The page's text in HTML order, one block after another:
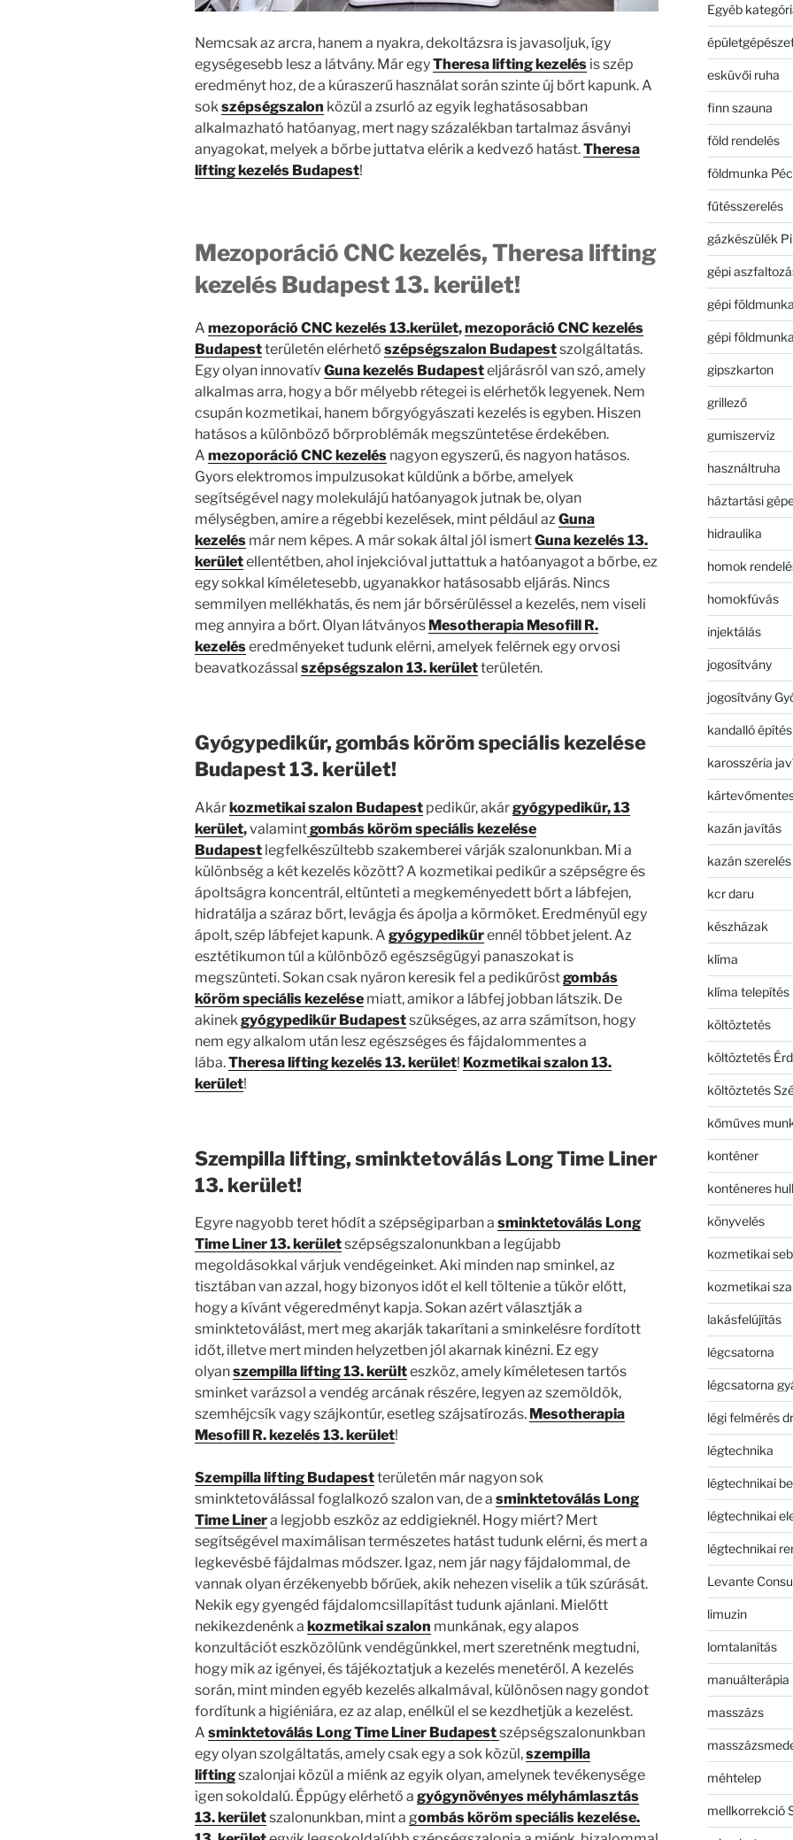
Nemcsak az arcra, hanem a nyakra, dekoltázsra is javasoljuk, így
egységesebb lesz a látvány. Már egyTheresa lifting kezelés is szép
eredményt hoz, de a kúraszerű használat során szinte új bőrt kapunk. A
sok szépségszalon közül a zsurló az egyik leghatásosabban
alkalmazható hatóanyag, mert nagy százalékban tartalmaz ásványi
anyagokat, melyek a bőrbe juttatva elérik a kedvező hatást.Theresa
lifting kezelés Budapest!
Mezoporáció CNC kezelés, Theresa lifting
kezelés Budapest 13. kerület!
A mezoporáció CNC kezelés 13.kerület,mezoporáció CNC kezelés
Budapestterületén elérhető szépségszalon Budapestszolgáltatás.
Egy olyan innovatívGuna kezelés Budapesteljárásról van szó, amely
alkalmas arra, hogy a bőr mélyebb rétegei is elérhetők legyenek. Nem
csupán kozmetikai, hanem bőrgyógyászati kezelés is egyben. Hiszen
hatásos a különböző bőrproblémák megszüntetése érdekében.
A mezoporáció CNC kezelés nagyon egyszerű, és nagyon hatásos.
Gyors elektromos impulzusokat küldünk a bőrbe, amelyek
segítségével nagy molekulájú hatóanyagok jutnak be, olyan
mélységben, amire a régebbi kezelések, mint például azGuna
kezelés már nem képes. A már sokak által jól ismertGuna kezelés 13.
kerületellentétben, ahol injekcióval juttattuk a hatóanyagot a bőrbe, ez
egy sokkal kíméletesebb, ugyanakkor hatásosabb eljárás. Nincs
semmilyen mellékhatás, és nem jár bőrsérüléssel a kezelés, nem viseli
meg annyira a bőrt. Olyan látványos Mesotherapia Mesofill R.
kezeléseredményeket tudunk elérni, amelyek felérnek egy orvosi
beavatkozással szépségszalon 13. kerületterületén.
Gyógypedikűr, gombás köröm speciális kezelése
Budapest 13. kerület!
Akárkozmetikai szalon Budapest pedikűr, akárgyógypedikűr, 13
kerület,valamintgombás köröm speciális kezelése
Budapest legfelkészültebb szakemberei várják szalonunkban. Mi a
különbség a két kezelés között? A kozmetikai pedikűr a szépségre és
ápoltságra koncentrál, eltünteti a megkeményedett bőrt a lábfejen,
hidratálja a száraz bőrt, levágja és ápolja a körmöket. Eredményül egy
ápolt, szép lábfejet kapunk. A gyógypedikűrennél többet jelent. Az
esztétikumon túl a különböző egészségügyi panaszokat is
megszünteti. Sokan csak nyáron keresik fel a pedikűröstgombás
köröm speciális kezelése miatt, amikor a lábfej jobban látszik. De
akinek gyógypedikűr Budapestszükséges, az arra számítson, hogy
nem egy alkalom után lesz egészséges és fájdalommentes a
lába.Theresa lifting kezelés 13. kerület! Kozmetikai szalon 13.
kerület!
Szempilla lifting, sminktetoválás Long Time Liner
13. kerület!
Egyre nagyobb teret hódít a szépségiparban a sminktetoválás Long
Time Liner 13. kerületszépségszalonunkban a legújabb
megoldásokkal várjuk vendégeinket. Aki minden nap sminkel, az
tisztában van azzal, hogy bizonyos időt el kell töltenie a tükör előtt,
hogy a kívánt végeredményt kapja. Sokan azért választják a
sminktetoválást, mert meg akarják takarítani a sminkelésre fordított
időt, illetve mert minden helyzetben jól akarnak kinézni. Ez egy
olyanszempilla lifting 13. kerülteszköz, amely kíméletesen tartós
sminket varázsol a vendég arcának részére, legyen az szemöldök,
szemhéjcsík vagy szájkontúr, esetleg szájsatírozás. Mesotherapia
Mesofill R. kezelés 13. kerület!
Szempilla lifting Budapestterületén már nagyon sok
sminktetoválással foglalkozó szalon van, de a sminktetoválás Long
Time Linera legjobb eszköz az eddigieknél. Hogy miért? Mert
segítségével maximálisan természetes hatást tudunk elérni, és mert a
legkevésbé fájdalmas módszer. Igaz, nem jár nagy fájdalommal, de
vannak olyan érzékenyebb bőrűek, akik nehezen viselik a tűk szúrását.
Nekik egy gyengéd fájdalomcsillapítást tudunk ajánlani. Mielőtt
nekikezdenénk a kozmetikai szalon munkának, egy alapos
konzultációt eszközölünk vendégünkkel, mert szeretnénk megtudni,
hogy mik az igényei, és tájékoztatjuk a kezelés menetéről. A kezelés
során, mint minden egyéb kezelés alkalmával, különösen nagy gondot
fordítunk a higiéniára, ez az alap, enélkül el se kezdhetjük a kezelést.
A sminktetoválás Long Time Liner Budapestszépségszalonunkban
egy olyan szolgáltatás, amely csak egy a sok közül,szempilla
liftingszalonjai közül a miénk az egyik olyan, amelynek tevékenysége
igen sokoldalú. Éppúgy elérhető a gyógynövényes mélyhámlasztás
13. kerületszalonunkban, mint a gombás köröm speciális kezelése.
Egyéb
esküvői ruha
finn szauna
föld rendelés
földmunka
fűtésszerelés
gázkészülék
gépi
gépi földmunka
gépi
gipszkarton
grillező
gumiszerviz
használtruha
háztartási
hidraulika
homok
homokfúvás
injektálás
jogosítvány
jogosítvány
kandalló építés
karosszéria
kazán javítás
kazán szerelés
kcr daru
készházak
klíma
klíma telepítés
költöztetés
költöztetés Érd
költöztetés
kőműves
konténer
konténeres
könyvelés
kozmetikai
kozmetikai
lakásfelújítás
légcsatorna
légcsatorna
légi felmérés
légtechnika
légtechnikai
légtechnikai
légtechnikai
Levante
limuzin
lomtalanítás
manuálterápia
masszázs
méhtelep
mellkorrekció